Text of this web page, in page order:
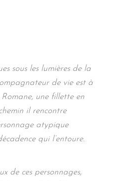
sous les lumières de la
de vie est à
une fillette en
il rencontre
atypique
qui l’entoure.
de ces personnages,